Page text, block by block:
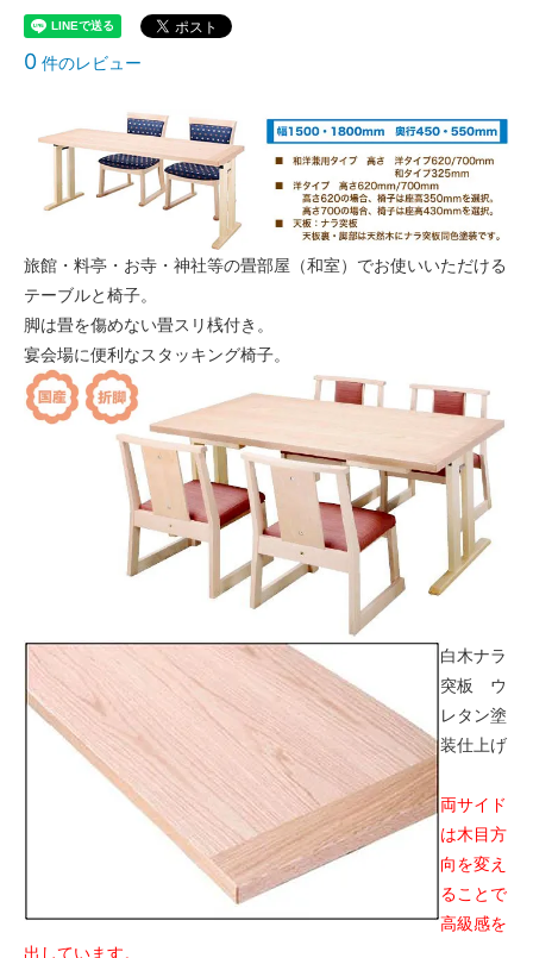
0 件のレビュー
旅館・料亭・お寺・神社等の畳部屋（和室）でお使いいただける
テーブルと椅子。
脚は畳を傷めない畳スリ桟付き。
宴会場に便利なスタッキング椅子。
白木ナラ
突板 ウ
レタン塗
装仕上げ
両サイド
は木目方
向を変え
ることで
高級感を
出しています。